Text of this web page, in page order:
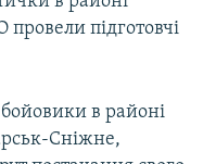
підготовчі
в районі
Сніжне,